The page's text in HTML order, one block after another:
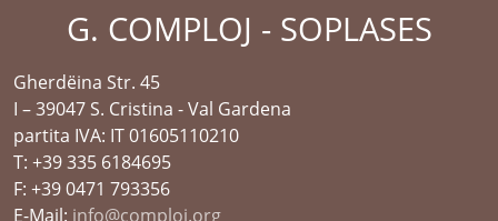
G. COMPLOJ - SOPLASES
Gherdëina Str. 45
I – 39047 S. Cristina - Val Gardena
partita IVA: IT 01605110210
T: +39 335 6184695
F: +39 0471 793356
E-Mail: info@comploj.org